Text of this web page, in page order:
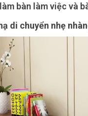
bàn làm việc và
di chuyển nhẹ